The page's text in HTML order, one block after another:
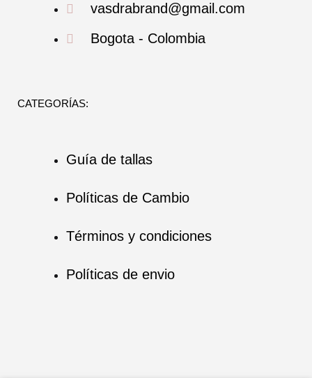
vasdrabrand@gmail.com
Bogota - Colombia
CATEGORÍAS:
Guía de tallas
Políticas de Cambio
Términos y condiciones
Políticas de envio